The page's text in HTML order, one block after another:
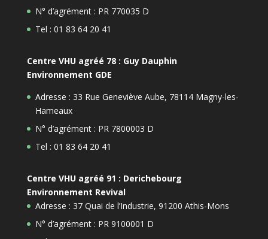
N° d’agrément : PR 770035 D
Tel : 01 83 64 20 41
Centre VHU agréé 78 : Guy Dauphin
Environnement GDE
Adresse : 33 Rue Geneviève Aube, 78114 Magny-les-
Hameaux
N° d’agrément : PR 7800003 D
Tel : 01 83 64 20 41
Centre VHU agréé 91 : Derichebourg
Environnement Revival
Adresse : 37 Quai de l’Industrie, 91200 Athis-Mons
N° d’agrément : PR 9100001 D